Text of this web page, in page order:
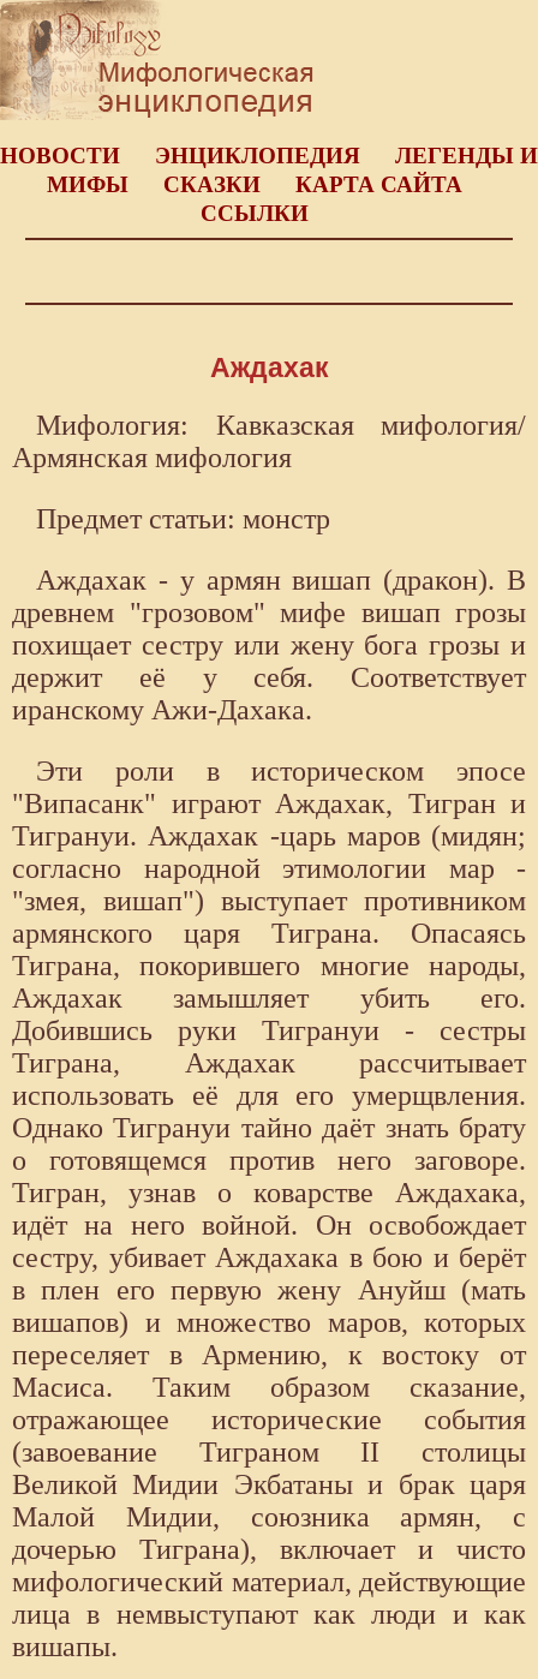
НОВОСТИ ЭНЦИКЛОПЕДИЯ
ЛЕГЕНДЫ И
МИФЫ
СКАЗКИ
КАРТА САЙТА
ССЫЛКИ
Аждахак
Мифология: Кавказская мифология/
Армянская мифология
Предмет статьи: монстр
Аждахак - у армян вишап (дракон). В
древнем "грозовом" мифе вишап грозы
похищает сестру или жену бога грозы и
держит её у себя. Соответствует
иранскому Ажи-Дахака.
Эти роли в историческом эпосе
"Випасанк" играют Аждахак, Тигран и
Тигрануи. Аждахак -царь маров (мидян;
согласно народной этимологии мар -
"змея, вишап") выступает противником
армянского царя Тиграна. Опасаясь
Тиграна, покорившего многие народы,
Аждахак замышляет убить его.
Добившись руки Тигрануи - сестры
Тиграна, Аждахак рассчитывает
использовать её для его умерщвления.
Однако Тигрануи тайно даёт знать брату
о готовящемся против него заговоре.
Тигран, узнав о коварстве Аждахака,
идёт на него войной. Он освобождает
сестру, убивает Аждахака в бою и берёт
в плен его первую жену Ануйш (мать
вишапов) и множество маров, которых
переселяет в Армению, к востоку от
Масиса. Таким образом сказание,
отражающее исторические события
(завоевание Тиграном II столицы
Великой Мидии Экбатаны и брак царя
Малой Мидии, союзника армян, с
дочерью Тиграна), включает и чисто
мифологический материал, действующие
лица в немвыступают как люди и как
вишапы.